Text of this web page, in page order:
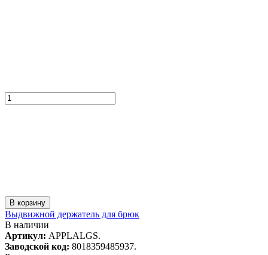
В корзину
Выдвижной держатель для брюк
В наличии
Артикул: APPLALGS.
Заводской код: 8018359485937.